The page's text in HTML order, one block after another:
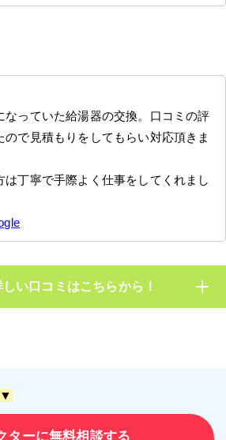
なっていた給湯器の交換。口コミの評
ので見積もりをしてもらい対応頂きま
は丁寧で手際よく仕事をしてくれまし
しい口コミはこちらから！
ターに無料相談する